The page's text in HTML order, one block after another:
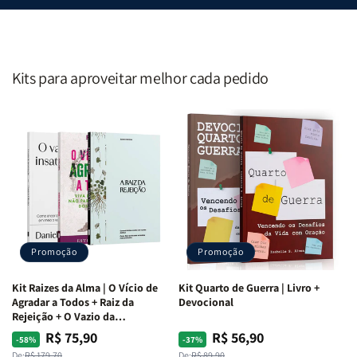
Kits para aproveitar melhor cada pedido
Promoção
Kit Raizes da Alma | O Vício de
Agradar a Todos + Raiz da
Rejeição + O Vazio da
Insatisfação.
-58%
Preço
PreçoR$ 75,90
Promoção
Kit Quarto de Guerra | Livro +
Devocional
-37%
Preço
PreçoR$ 56,90